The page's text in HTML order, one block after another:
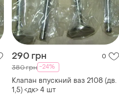
290 грн 0
380 грн -24%
Клапан впускний ваз 2108 (дв.
1,5) <дк> 4 шт